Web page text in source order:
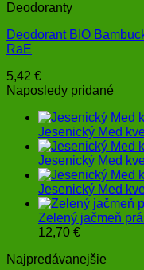
Deodoranty
Deodorant BIO
RaE
5,42 €
Naposledy pridané
Jesenický Med
Jesenický Med
Jesenický Med
Zelený jačmeň
12,70 €
Najpredávanejšie